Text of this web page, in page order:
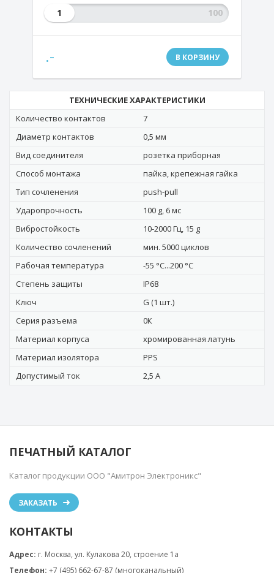
1
.- В КОРЗИНУ
ТЕХНИЧЕСКИЕ ХАРАКТЕРИСТИКИ
Количество контактов
7
Диаметр контактов
0,5 мм
Вид соединителя
розетка приборная
Способ монтажа
пайка, крепежная гайка
Тип сочленения
push-pull
Ударопрочность
100 g, 6 мс
Вибростойкость
10-2000 Гц, 15 g
Количество сочленений
мин. 5000 циклов
Рабочая температура
-55 °C...200 °C
Степень защиты
IP68
Ключ
G (1 шт.)
Серия разъема
0К
Материал корпуса
хромированная латунь
Материал изолятора
PPS
Допустимый ток
2,5 А
ПЕЧАТНЫЙ КАТАЛОГ
Каталог продукции ООО "Амитрон Электроникс"
ЗАКАЗАТЬ
КОНТАКТЫ
Адрес: г. Москва, ул. Кулакова 20, строение 1a
Телефон: +7 (495) 662-67-87 (многоканальный)